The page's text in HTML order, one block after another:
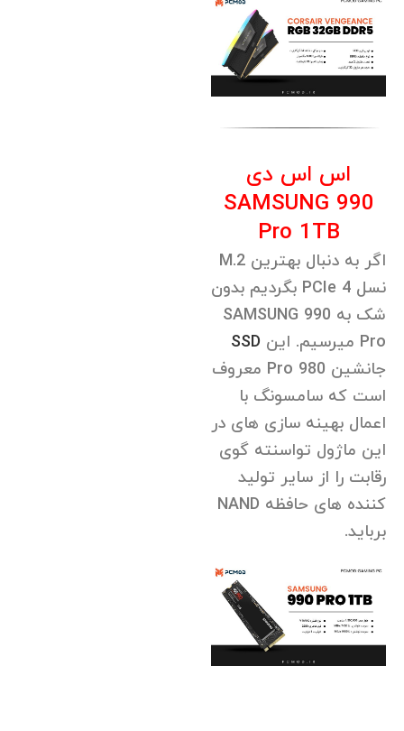
اس اس دی
SAMSUNG 990
Pro 1TB
اگر به دنبال بهترین M.2
نسل 4 PCIe بگردیم بدون
شک به SAMSUNG 990
Pro میرسیم. این
SSD
جانشین 980 Pro معروف
است که سامسونگ با
اعمال بهینه سازی های در
این ماژول تواسنته گوی
رقابت را از سایر تولید
کننده های حافظه NAND
برباید.